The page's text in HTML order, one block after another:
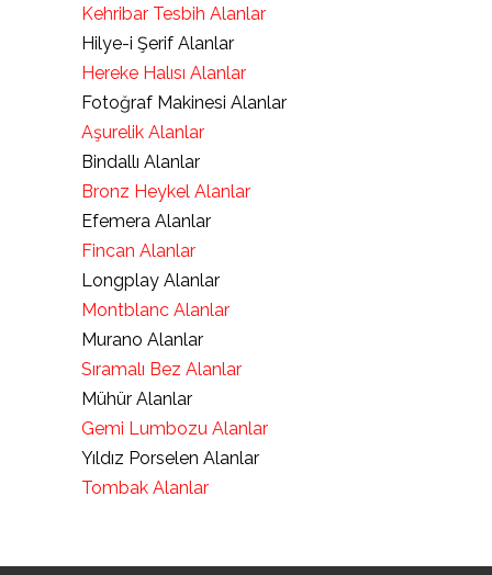
Kehribar Tesbih Alanlar
Hilye-i Şerif Alanlar
Hereke Halısı Alanlar
Fotoğraf Makinesi Alanlar
Aşurelik Alanlar
Bindallı Alanlar
Bronz Heykel Alanlar
Efemera Alanlar
Fincan Alanlar
Longplay Alanlar
Montblanc Alanlar
Murano Alanlar
Sıramalı Bez Alanlar
Mühür Alanlar
Gemi Lumbozu Alanlar
Yıldız Porselen Alanlar
Tombak Alanlar